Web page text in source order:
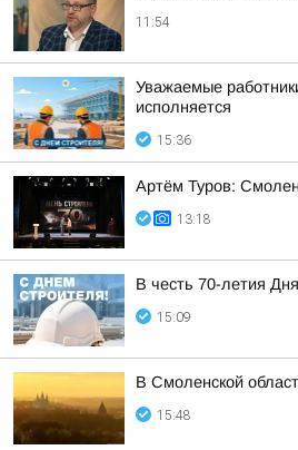
11:54
Уважаемые
исполняется
15:36
Артём Туров:
13:18
В честь 70-летия
15:09
В Смоленской
15:48